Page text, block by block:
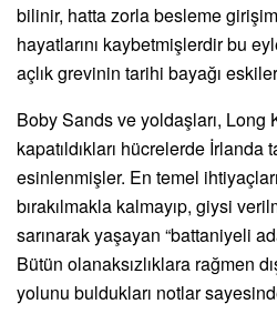
bilinir, hatta zorla besleme
hayatlarını kaybetmişlerdir bu
açlık grevinin tarihi bayağı
Boby Sands ve yoldaşları, Long
kapatıldıkları hücrelerde
esinlenmişler. En temel
bırakılmakla kalmayıp, giysi
sarınarak yaşayan “battaniyeli
Bütün olanaksızlıklara rağmen
yolunu buldukları notlar